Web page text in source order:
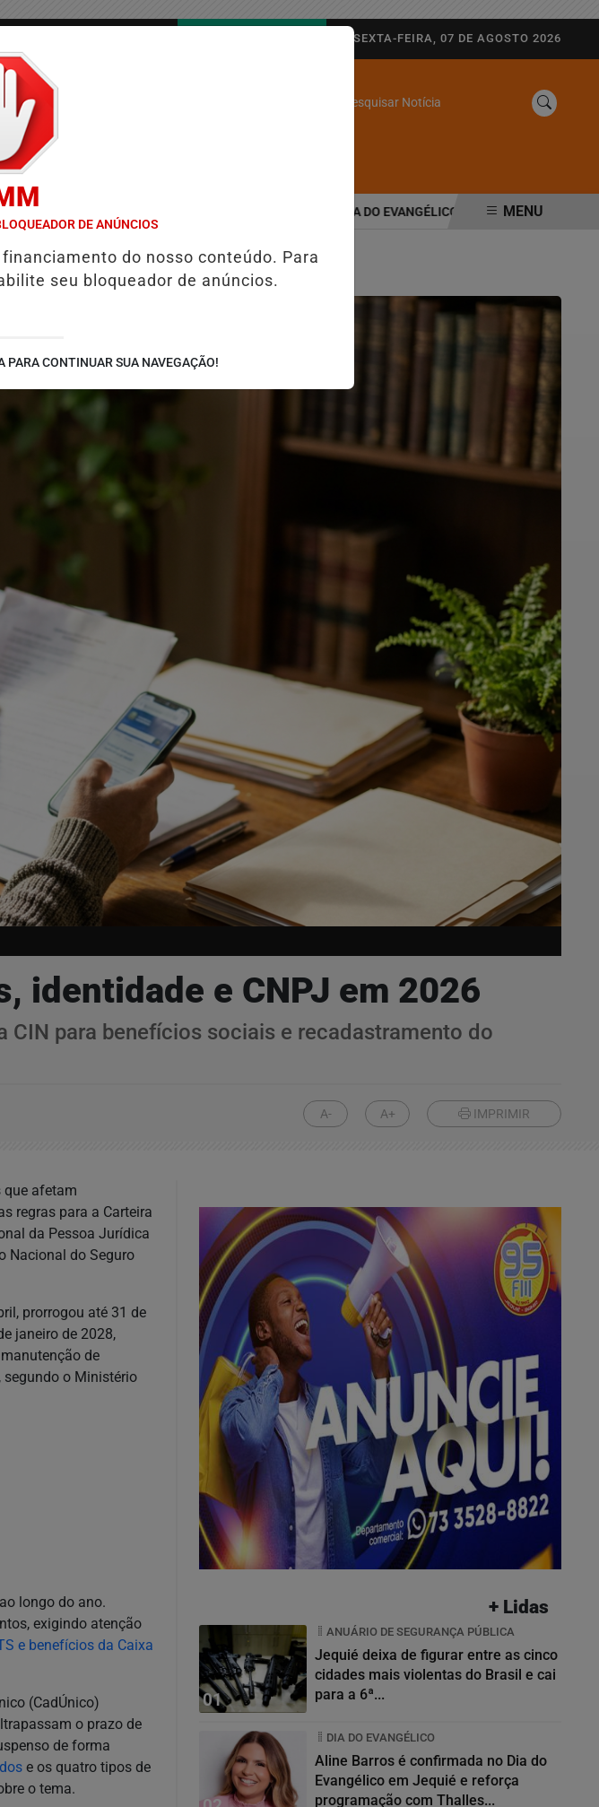
SEXTA-FEIRA, 07 DE AGOSTO 2026
Pesquisar Notícia
LEGAIS
PÚBLICA ALINE BARROS É CONFIRMADA NO DIA DO EVANGÉLICO EM JEQUIÉ E REFORÇA
MENU
identidade e CNPJ em 2026
CIN para benefícios sociais e recadastramento do
A- A+ IMPRIMIR
que afetam
regras para a Carteira
da Pessoa Jurídica
Nacional do Seguro
prorrogou até 31 de
janeiro de 2028,
de
segundo o Ministério
longo do ano.
exigindo atenção
e benefícios da Caixa
(CadÚnico)
o prazo de
de forma
e os quatro tipos de
o tema.
+ Lidas
01
ANUÁRIO DE SEGURANÇA PÚBLICA
Jequié deixa de figurar entre as cinco
cidades mais violentas do Brasil e cai
para a 6ª...
DIA DO EVANGÉLICO
Aline Barros é confirmada no Dia do
Evangélico em Jequié e reforça
programação com Thalles...
DE ANÚNCIOS
do nosso conteúdo. Para
seu bloqueador de anúncios.
PARA CONTINUAR SUA NAVEGAÇÃO!